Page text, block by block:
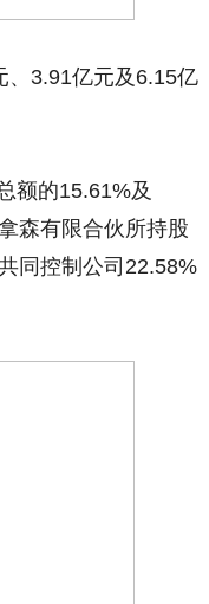
、3.91亿元及6.15亿
额的15.61%及
森有限合伙所持股
同控制公司22.58%